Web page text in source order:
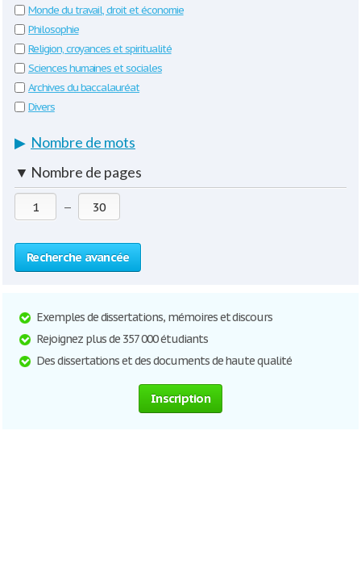
Monde du travail, droit et économie
Philosophie
Religion, croyances et spiritualité
Sciences humaines et sociales
Archives du baccalauréat
Divers
▶ Nombre de mots
▼ Nombre de pages
—
Recherche avancée
Exemples de dissertations, mémoires et discours
Rejoignez plus de 357 000 étudiants
Des dissertations et des documents de haute qualité
Inscription